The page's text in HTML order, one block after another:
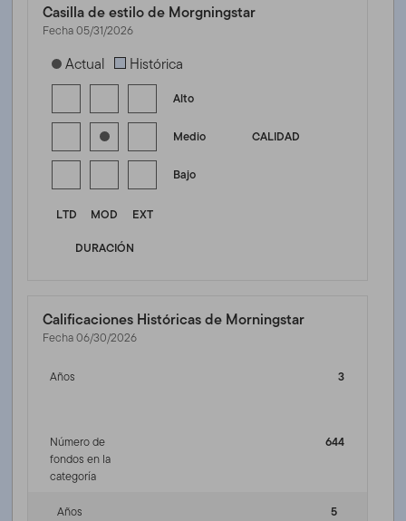
Casilla de estilo de Morgningstar
Fecha 05/31/2026
[products.morningstar-stylebox-title-sr-fixed]
Actual Histórica
Alto
CALIDAD
Medio
Bajo
LTD MOD
EXT
DURACIÓN
Calificaciones Históricas de Morningstar
Fecha 06/30/2026
Años 3
Número de
fondos en la
categoría
644
Años 5